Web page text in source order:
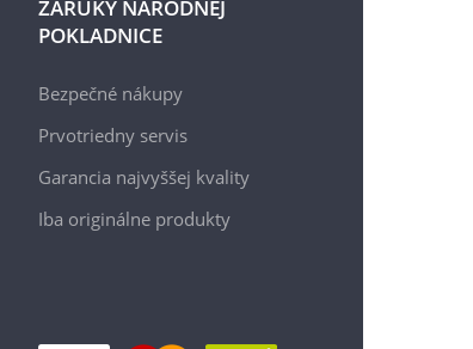
ZÁRUKY NÁRODNEJ
POKLADNICE
Bezpečné nákupy
Prvotriedny servis
Garancia najvyššej kvality
Iba originálne produkty